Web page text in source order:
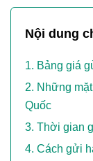
Nội dung
Bảng giá
Những
Quốc
Thời gian
Cách gửi